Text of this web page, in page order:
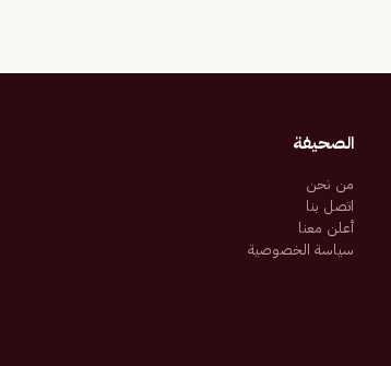
الصحيفة
من نحن
اتصل بنا
أعلن معنا
سياسة الخصوصية